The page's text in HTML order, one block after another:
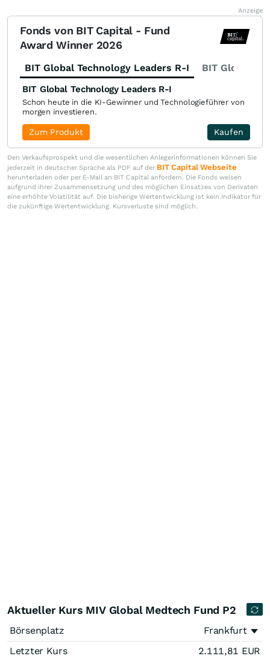
Anzeige
Fonds von BIT Capital - Fund
Award Winner 2026
BIT Global Technology Leaders R-I BIT Global
BIT Global Technology Leaders R-I
Schon heute in die KI-Gewinner und Technologieführer von
morgen investieren.
Kaufen
Zum Produkt
Den Verkaufsprospekt und die wesentlichen Anlegerinformationen können Sie
jederzeit in deutscher Sprache als PDF auf der BIT Capital Webseite
herunterladen oder per E-Mail an BIT Capital anfordern. Die Fonds weisen
aufgrund ihrer Zusammensetzung und des möglichen Einsatzes von Derivaten
eine erhöhte Volatilität auf. Die bisherige Wertentwicklung ist kein Indikator für
die zukünftige Wertentwicklung. Kursverluste sind möglich.
Aktueller Kurs MIV Global Medtech Fund P2
Börsenplatz
Frankfurt
Letzter Kurs
2.111,81 EUR